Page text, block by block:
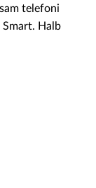
telefoni
Smart. Halb